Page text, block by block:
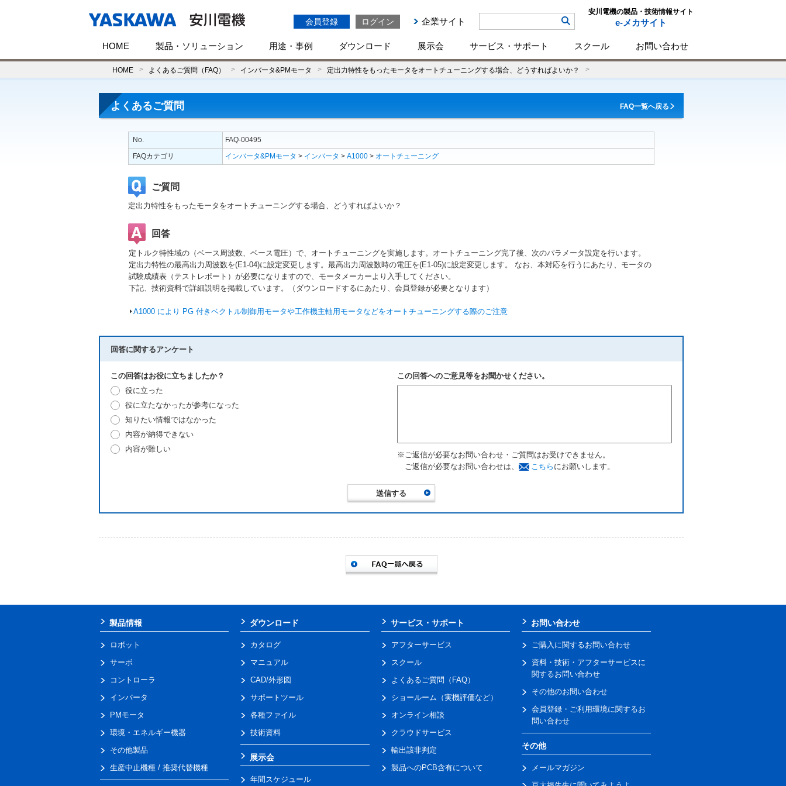
会員登録 ログイン 企業サイト
安川電機の製品・技術情報サイト
e-メカサイト
HOME 製品・ソリューション 用途・事例 ダウンロード 展示会 サービス・サポート スクール お問い合わせ
HOME よくあるご質問（FAQ） インバータ&PMモータ 定出力特性をもったモータをオートチューニングする場合、どうすればよいか？
よくあるご質問 FAQ一覧へ戻る
No.
FAQ-00495
FAQカテゴリ
インバータ&PMモータ > インバータ > A1000 > オートチューニング
ご質問
定出力特性をもったモータをオートチューニングする場合、どうすればよいか？
回答
定トルク特性域の（ベース周波数、ベース電圧）で、オートチューニングを実施します。オートチューニング完了後、次のパラメータ設定を行います。
定出力特性の最高出力周波数を(E1-04)に設定変更します。最高出力周波数時の電圧を(E1-05)に設定変更します。 なお、本対応を行うにあたり、モータの
試験成績表（テストレポート）が必要になりますので、モータメーカーより入手してください。
下記、技術資料で詳細説明を掲載しています。（ダウンロードするにあたり、会員登録が必要となります）
⏵A1000 により PG 付きベクトル制御用モータや工作機主軸用モータなどをオートチューニングする際のご注意
回答に関するアンケート
この回答はお役に立ちましたか？
役に立った
役に立たなかったが参考になった
知りたい情報ではなかった
内容が納得できない
内容が難しい
この回答へのご意見等をお聞かせください。
※ご返信が必要なお問い合わせ・ご質問はお受けできません。
ご返信が必要なお問い合わせは、
こちら にお願いします。
製品情報
ロボット
サーボ
コントローラ
インバータ
PMモータ
環境・エネルギー機器
その他製品
生産中止機種 / 推奨代替機種
ダウンロード
カタログ
マニュアル
CAD/外形図
サポートツール
各種ファイル
技術資料
展示会
年間スケジュール
サービス・サポート
アフターサービス
スクール
よくあるご質問（FAQ）
ショールーム（実機評価など）
オンライン相談
クラウドサービス
輸出該非判定
製品へのPCB含有について
お問い合わせ
ご購入に関するお問い合わせ
資料・技術・アフターサービスに
関するお問い合わせ
その他のお問い合わせ
会員登録・ご利用環境に関するお
問い合わせ
その他
メールマガジン